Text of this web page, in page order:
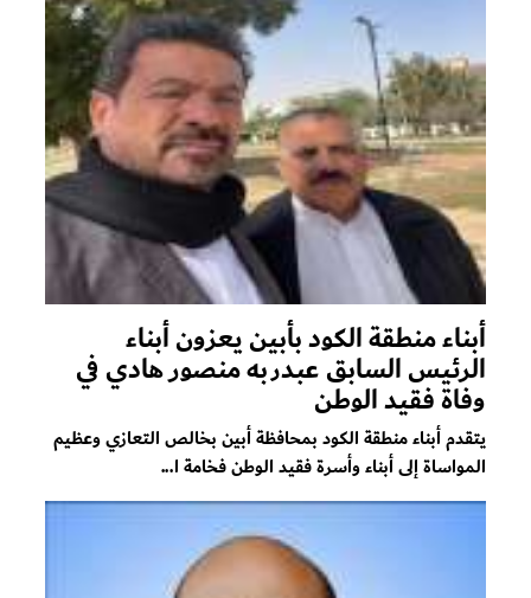
أبناء منطقة الكود بأبين يعزون أبناء
الرئيس السابق عبدربه منصور هادي في
وفاة فقيد الوطن
يتقدم أبناء منطقة الكود بمحافظة أبين بخالص التعازي وعظيم
المواساة إلى أبناء وأسرة فقيد الوطن فخامة ا...